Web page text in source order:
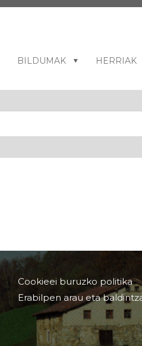
BILDUMAK HERRIAK
Cookieei buruzko politika
Erabilpen arau eta